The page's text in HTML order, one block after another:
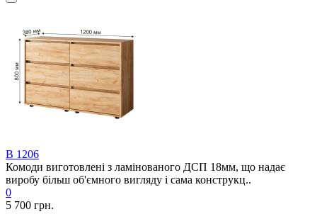
В 1206
Комоди виготовлені з ламінованого ДСП 18мм, що надає
виробу більш об'ємного вигляду і сама конструкц..
0
5 700 грн.